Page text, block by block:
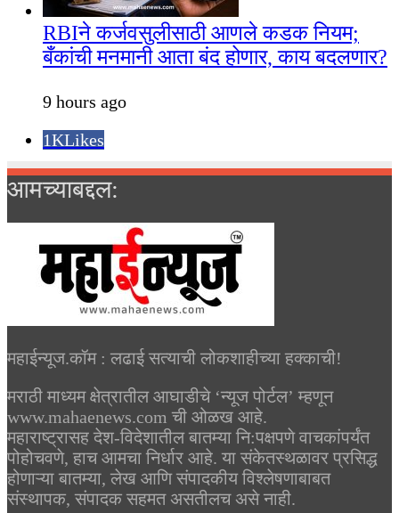
RBIने कर्जवसुलीसाठी आणले कडक नियम;
बँकांची मनमानी आता बंद होणार, काय बदलणार?
9 hours ago
1KLikes
आमच्याबद्दल:
महाईन्यूज.कॉम : लढाई सत्याची लोकशाहीच्या हक्काची!
मराठी माध्यम क्षेत्रातील आघाडीचे ‘न्यूज पोर्टल’ म्हणून
www.mahaenews.com ची ओळख आहे.
महाराष्ट्रासह देश-विदेशातील बातम्या नि:पक्षपणे वाचकांपर्यंत
पोहोचवणे, हाच आमचा निर्धार आहे. या संकेतस्थळावर प्रसिद्ध
होणाऱ्या बातम्या, लेख आणि संपादकीय विश्लेषणाबाबत
संस्थापक, संपादक सहमत असतीलच असे नाही.